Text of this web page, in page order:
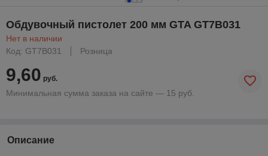
Обдувочный пистолет 200 мм GTA GT7B031
Нет в наличии
Код: GT7B031
Розница
9,60 руб.
Минимальная сумма заказа на сайте — 15 руб.
Описание